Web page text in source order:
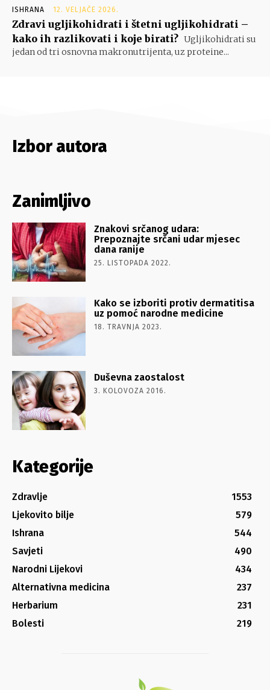
ISHRANA 12. VELJAČE 2026.
Zdravi ugljikohidrati i štetni ugljikohidrati –
kako ih razlikovati i koje birati? Ugljikohidrati su
jedan od tri osnovna makronutrijenta, uz proteine...
Izbor autora
Zanimljivo
Znakovi srčanog udara:
Prepoznajte srčani udar mjesec
dana ranije
25. LISTOPADA 2022.
Kako se izboriti protiv dermatitisa
uz pomoć narodne medicine
18. TRAVNJA 2023.
Duševna zaostalost
3. KOLOVOZA 2016.
Kategorije
Zdravlje
1553
Ljekovito bilje
579
Ishrana
544
Savjeti
490
Narodni Lijekovi
434
Alternativna medicina
237
Herbarium
231
Bolesti
219